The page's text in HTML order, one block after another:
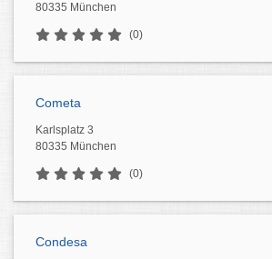
80335 München
(0)
Cometa
Karlsplatz 3
80335 München
(0)
Condesa